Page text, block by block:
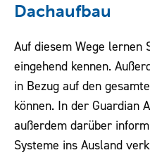
Dachaufbau
Auf diesem Wege lernen
eingehend kennen.
in Bezug auf den
können. In der Guardian
außerdem darüber
Systeme ins Ausland